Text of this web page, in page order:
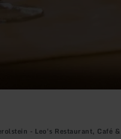
- Leo's Restaurant, Café &